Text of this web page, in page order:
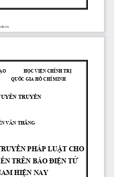
HỌC VIỆN CHÍNH TRỊ
QUỐC GIA HỒ CHÍ MINH
TRUYỀN
VĂN THẮNG
PHÁP LUẬT CHO
TRÊN BÁO ĐIỆN TỬ
HIỆN NAY